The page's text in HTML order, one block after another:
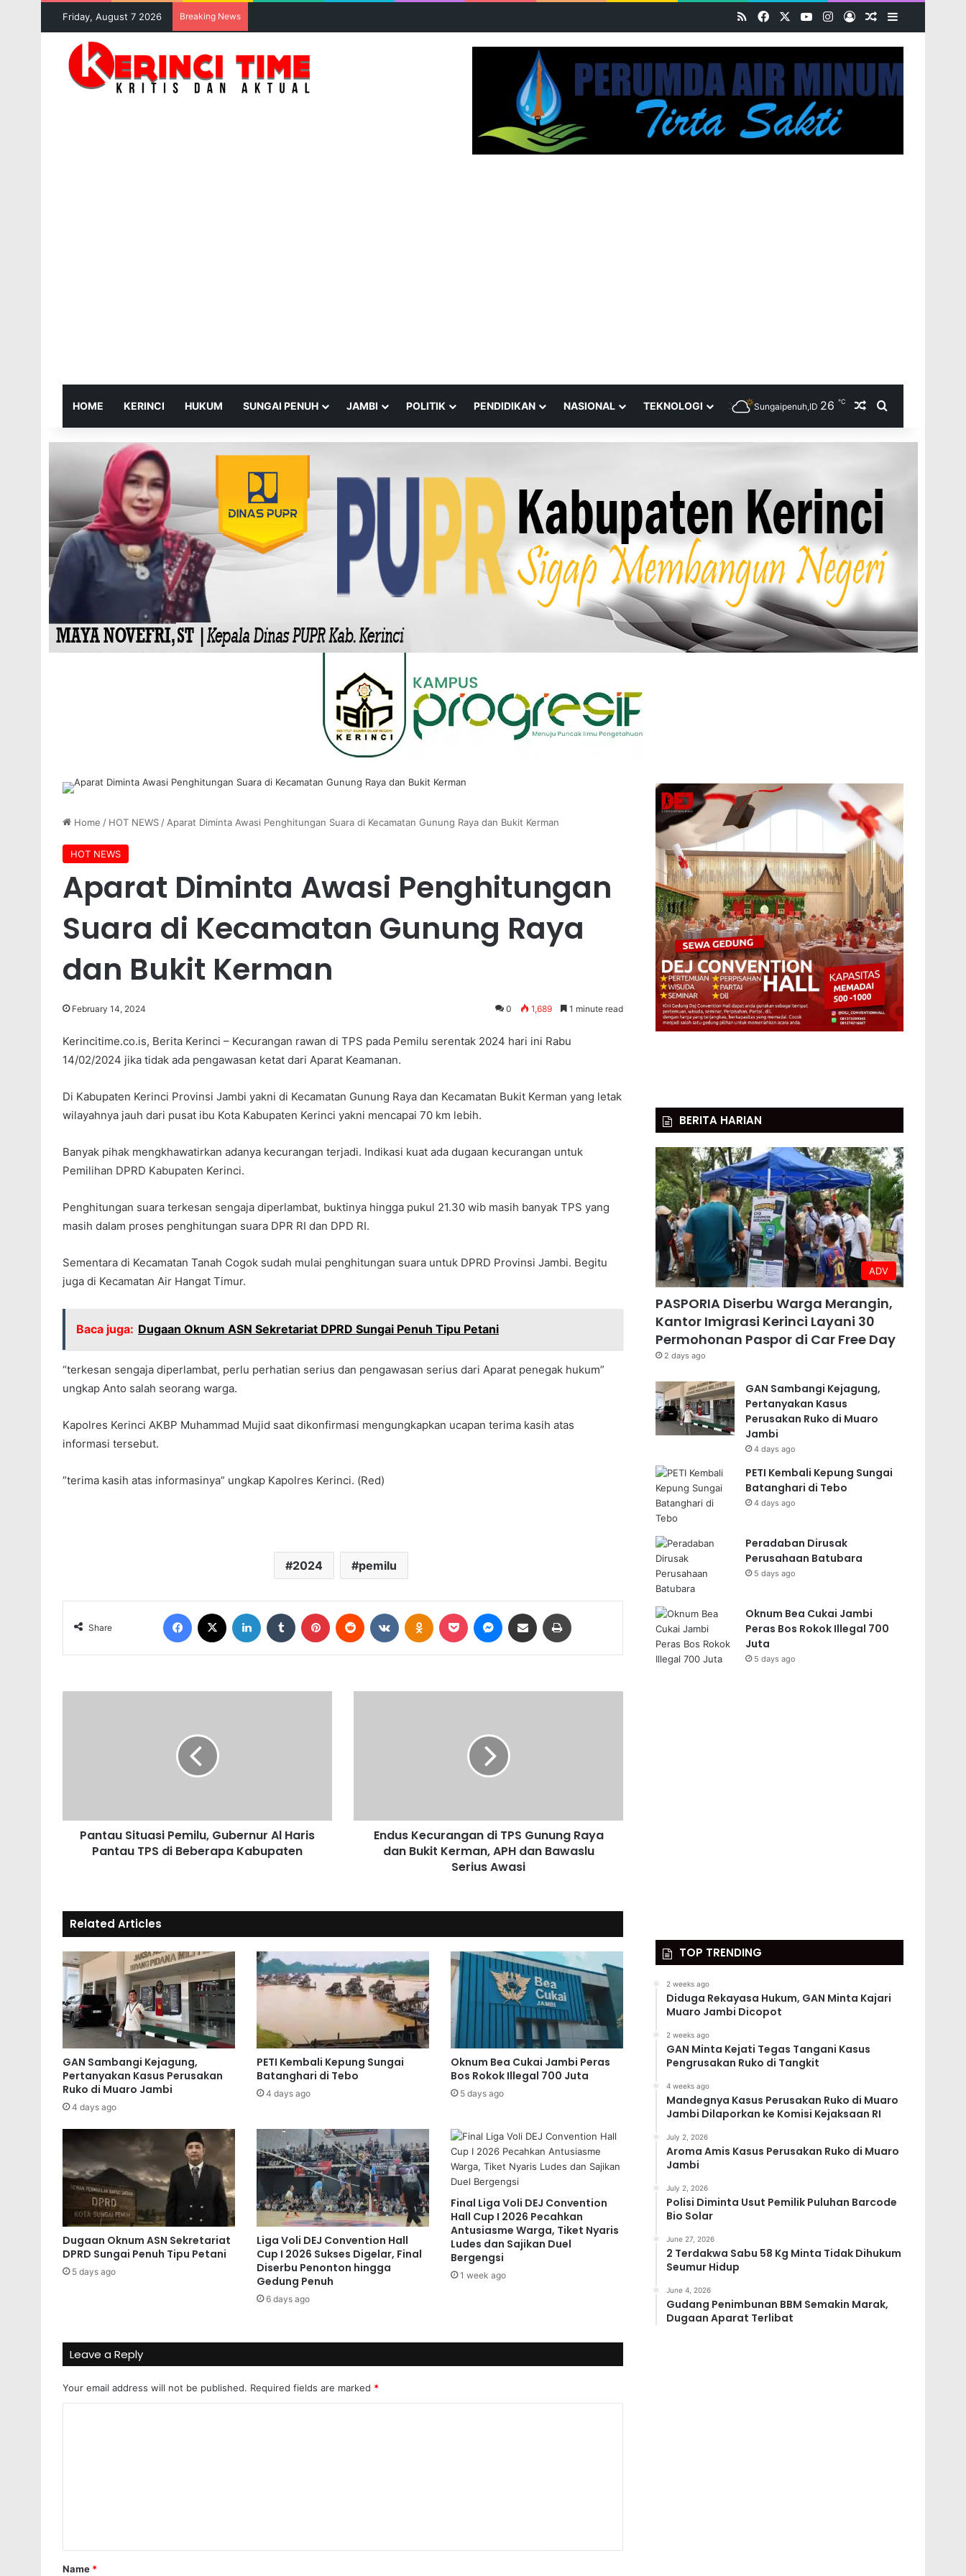
Friday, August 7 2026 Breaking News RSS Facebook YouTubeInstagram
Log InRandom Article
HOME KERINCI HUKUM SUNGAI PENUH JAMBI POLITIK PENDIDIKAN NASIONAL TEKNOLOGI Sungaipenuh,ID 26 ℃ Random Article
Search for
Home / HOT NEWS / Aparat Diminta Awasi Penghitungan Suara di Kecamatan Gunung Raya dan Bukit Kerman
HOT NEWS
Aparat Diminta Awasi Penghitungan
Suara di Kecamatan Gunung Raya
dan Bukit Kerman
February 14, 2024 0 1,689 1 minute read
Kerincitime.co.is, Berita Kerinci – Kecurangan rawan di TPS pada Pemilu serentak 2024 hari ini Rabu
14/02/2024 jika tidak ada pengawasan ketat dari Aparat Keamanan.
Di Kabupaten Kerinci Provinsi Jambi yakni di Kecamatan Gunung Raya dan Kecamatan Bukit Kerman yang letak
wilayahnya jauh dari pusat ibu Kota Kabupaten Kerinci yakni mencapai 70 km lebih.
Banyak pihak mengkhawatirkan adanya kecurangan terjadi. Indikasi kuat ada dugaan kecurangan untuk
Pemilihan DPRD Kabupaten Kerinci.
Penghitungan suara terkesan sengaja diperlambat, buktinya hingga pukul 21.30 wib masih banyak TPS yang
masih dalam proses penghitungan suara DPR RI dan DPD RI.
Sementara di Kecamatan Tanah Cogok sudah mulai penghitungan suara untuk DPRD Provinsi Jambi. Begitu
juga di Kecamatan Air Hangat Timur.
Baca juga: Dugaan Oknum ASN Sekretariat DPRD Sungai Penuh Tipu Petani
“terkesan sengaja diperlambat, perlu perhatian serius dan pengawasan serius dari Aparat penegak hukum”
ungkap Anto salah seorang warga.
Kapolres Kerinci AKBP Muhammad Mujid saat dikonfirmasi mengungkapkan ucapan terima kasih atas
informasi tersebut.
”terima kasih atas informasinya” ungkap Kapolres Kerinci. (Red)
2024 pemilu
Share
Pantau Situasi Pemilu, Gubernur Al Haris
Pantau TPS di Beberapa Kabupaten
Endus Kecurangan di TPS Gunung Raya
dan Bukit Kerman, APH dan Bawaslu
Serius Awasi
Related Articles
GAN Sambangi Kejagung,
Pertanyakan Kasus Perusakan
Ruko di Muaro Jambi
4 days ago
PETI Kembali Kepung Sungai
Batanghari di Tebo
4 days ago
Oknum Bea Cukai Jambi Peras
Bos Rokok Illegal 700 Juta
5 days ago
Dugaan Oknum ASN Sekretariat
DPRD Sungai Penuh Tipu Petani
5 days ago
Liga Voli DEJ Convention Hall
Cup I 2026 Sukses Digelar, Final
Diserbu Penonton hingga
Gedung Penuh
6 days ago
Final Liga Voli DEJ Convention
Hall Cup I 2026 Pecahkan
Antusiasme Warga, Tiket Nyaris
Ludes dan Sajikan Duel
Bergengsi
1 week ago
Leave a Reply
Your email address will not be published. Required fields are marked *
*
Name *
BERITA HARIAN
ADV
PASPORIA Diserbu Warga Merangin,
Kantor Imigrasi Kerinci Layani 30
Permohonan Paspor di Car Free Day
2 days ago
GAN Sambangi Kejagung,
Pertanyakan Kasus
Perusakan Ruko di Muaro
Jambi
4 days ago
PETI Kembali Kepung Sungai
Batanghari di Tebo
4 days ago
Peradaban Dirusak
Perusahaan Batubara
5 days ago
Oknum Bea Cukai Jambi
Peras Bos Rokok Illegal 700
Juta
5 days ago
TOP TRENDING
2 weeks ago
Diduga Rekayasa Hukum, GAN Minta Kajari
Muaro Jambi Dicopot
2 weeks ago
GAN Minta Kejati Tegas Tangani Kasus
Pengrusakan Ruko di Tangkit
4 weeks ago
Mandegnya Kasus Perusakan Ruko di Muaro
Jambi Dilaporkan ke Komisi Kejaksaan RI
July 2, 2026
Aroma Amis Kasus Perusakan Ruko di Muaro
Jambi
July 2, 2026
Polisi Diminta Usut Pemilik Puluhan Barcode
Bio Solar
June 27, 2026
2 Terdakwa Sabu 58 Kg Minta Tidak Dihukum
Seumur Hidup
June 4, 2026
Gudang Penimbunan BBM Semakin Marak,
Dugaan Aparat Terlibat